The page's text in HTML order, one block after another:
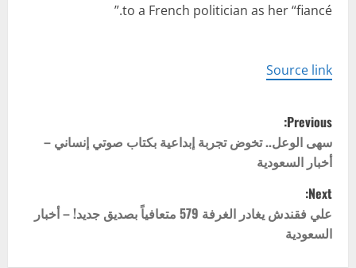
to a French politician as her “fiancé.”
Source link
P
o
s
t
n
Previous:
سهى الوعل.. تخوض تجربة إبداعية بكتاب صوتي إنساني –
أخبار السعودية
Next:
علي فقندش يغادر الغرفة 579 متعافياً بصديق جديد! – أخبار
السعودية